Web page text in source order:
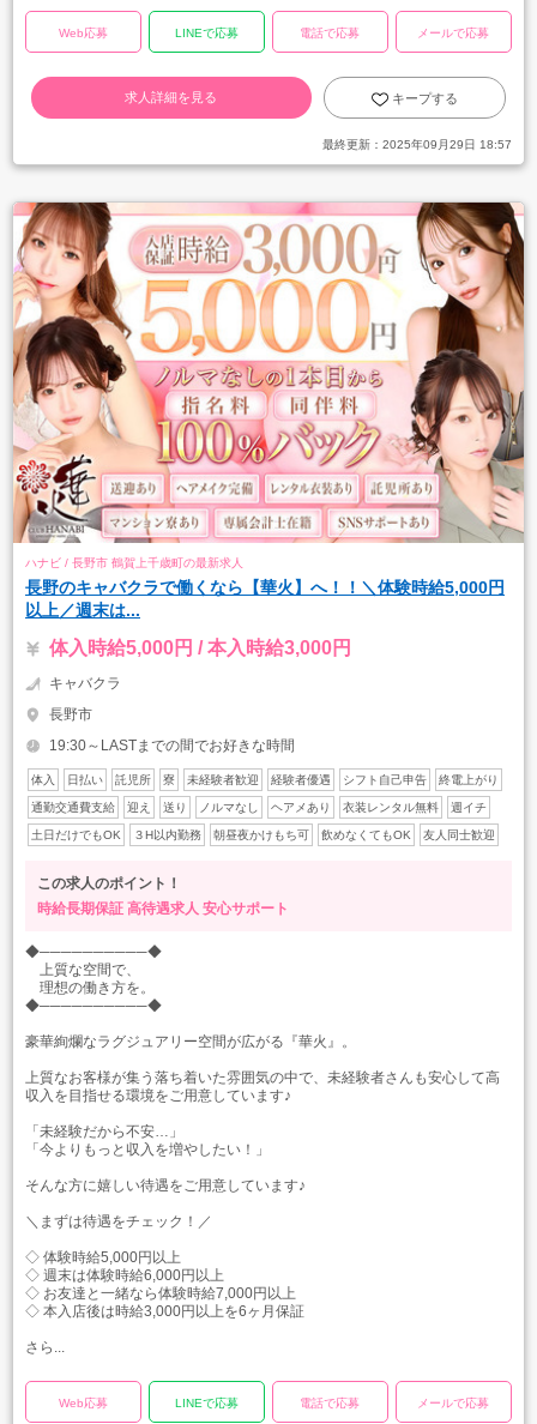
Web応募 LINEで応募 電話で応募 メールで応募
求人詳細を見る キープする
最終更新： 2025年09月29日 18:57
ハナビ / 長野市 鶴賀上千歳町の最新求人
長野のキャバクラで働くなら【華火】へ！！＼体験時給5,000円
以上／週末は...
体入時給5,000円 / 本入時給3,000円
キャバクラ
長野市
19:30～LASTまでの間でお好きな時間
体入 日払い 託児所 寮 未経験者歓迎 経験者優遇 シフト自己申告 終電上がり
通勤交通費支給 迎え 送り ノルマなし ヘアメあり 衣装レンタル無料 週イチ
土日だけでもOK ３H以内勤務 朝昼夜かけもち可 飲めなくてもOK 友人同士歓迎
この求人のポイント！
時給長期保証 高待遇求人 安心サポート
◆──────────◆
上質な空間で、
理想の働き方を。
◆──────────◆
豪華絢爛なラグジュアリー空間が広がる『華火』。
上質なお客様が集う落ち着いた雰囲気の中で、未経験者さんも安心して高
収入を目指せる環境をご用意しています♪
「未経験だから不安…」
「今よりもっと収入を増やしたい！」
そんな方に嬉しい待遇をご用意しています♪
＼まずは待遇をチェック！／
◇ 体験時給5,000円以上
◇ 週末は体験時給6,000円以上
◇ お友達と一緒なら体験時給7,000円以上
◇ 本入店後は時給3,000円以上を6ヶ月保証
さら...
Web応募 LINEで応募 電話で応募 メールで応募